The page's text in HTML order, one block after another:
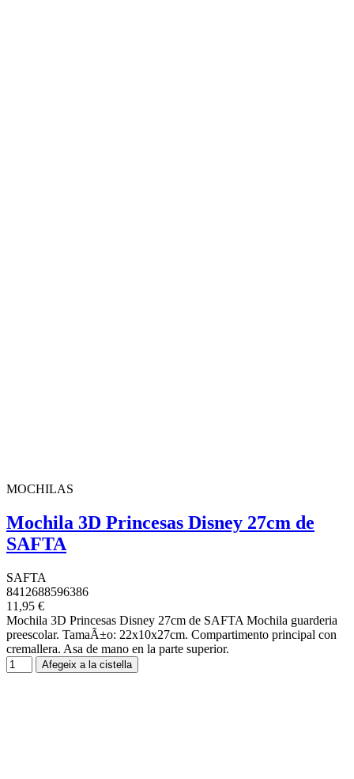
MOCHILAS
Mochila 3D Princesas Disney 27cm de
SAFTA
SAFTA
8412688596386
11,95 €
Mochila 3D Princesas Disney 27cm de SAFTA Mochila guarderia
preescolar. TamaÃ±o: 22x10x27cm. Compartimento principal con
cremallera. Asa de mano en la parte superior.
Afegeix a la cistella